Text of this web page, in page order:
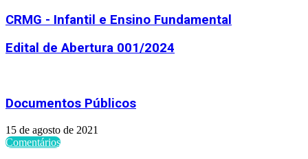
CRMG - Infantil e Ensino Fundamental
Edital de Abertura 001/2024
Documentos Públicos
15 de agosto de 2021
Comentários